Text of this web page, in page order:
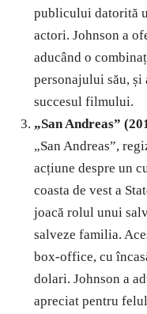
publicului datorită
actori. Johnson a
aducând o
personajului său, și
succesul filmului.
„San Andreas”
„San Andreas”,
acțiune despre un
coasta de vest a
joacă rolul unui
salveze familia.
box-office, cu
dolari. Johnson a
apreciat pentru